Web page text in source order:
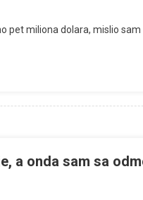
pet miliona dolara, mislio
a onda sam sa